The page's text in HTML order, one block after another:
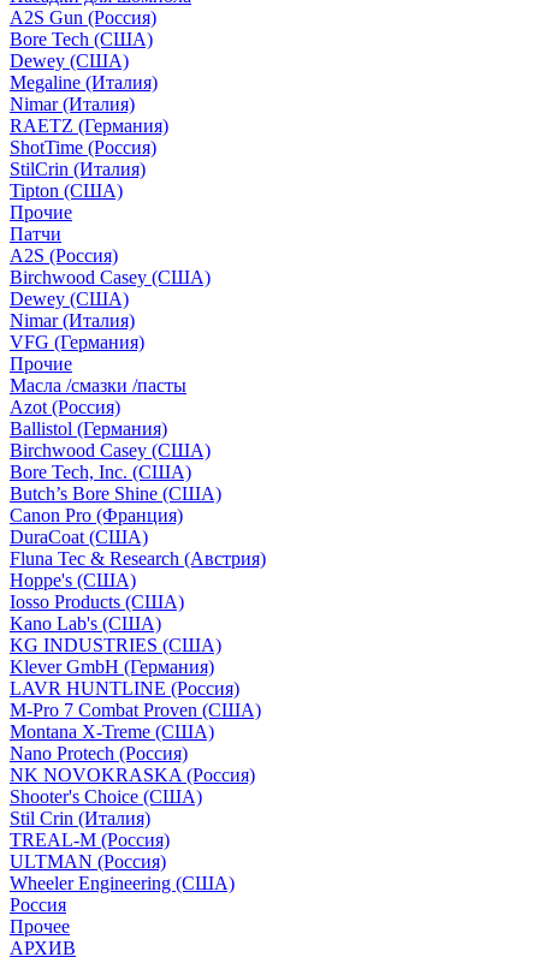
A2S Gun (Россия)
Bore Tech (США)
Dewey (США)
Megaline (Италия)
Nimar (Италия)
RAETZ (Германия)
ShotTime (Россия)
StilCrin (Италия)
Tipton (США)
Прочие
Патчи
A2S (Россия)
Birchwood Casey (США)
Dewey (США)
Nimar (Италия)
VFG (Германия)
Прочие
Масла /смазки /пасты
Azot (Россия)
Ballistol (Германия)
Birchwood Casey (США)
Bore Tech, Inc. (США)
Butch’s Bore Shine (СШA)
Canon Pro (Франция)
DuraCoat (США)
Fluna Tec & Research (Австрия)
Hoppe's (США)
Iosso Products (США)
Kano Lab's (США)
KG INDUSTRIES (США)
Klever GmbH (Германия)
LAVR HUNTLINE (Россия)
M-Pro 7 Combat Proven (СШA)
Montana X-Treme (США)
Nano Protech (Россия)
NK NOVOKRASKA (Россия)
Shooter's Choice (СШA)
Stil Crin (Италия)
TREAL-M (Россия)
ULTMAN (Россия)
Wheeler Engineering (СШA)
Россия
Прочее
АРХИВ